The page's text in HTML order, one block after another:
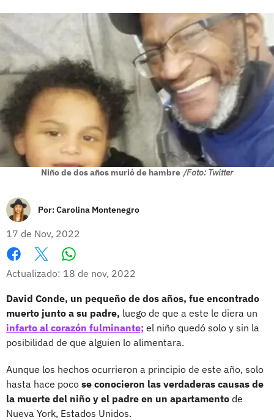
Niño de dos años murió de hambre /Foto: Twitter
Por:Carolina Montenegro
17 de Nov, 2022
Facebook
X
Actualizado: 18 de nov, 2022
David Conde, un pequeño de dos años, fue encontrado
muerto junto a su padre, luego de que a este le diera un
infarto al corazón fulminante; el niño quedó solo y sin la
posibilidad de que alguien lo alimentara.
Aunque los hechos ocurrieron a principio de este año, solo
hasta hace poco se conocieron las verdaderas causas de
la muerte del niño y el padre en un apartamento de
Nueva York, Estados Unidos.